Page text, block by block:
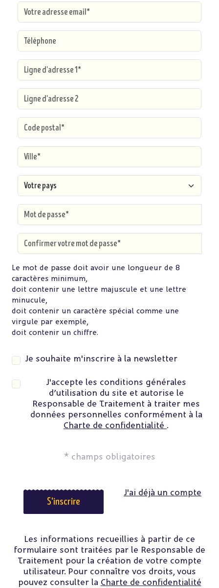
Le mot de passe doit avoir une longueur de 8
caractères minimum,
doit contenir une lettre majuscule et une lettre
minucule,
doit contenir un caractère spécial comme une
virgule par exemple,
doit contenir un chiffre.
Je souhaite m'inscrire à la newsletter
J'accepte les conditions générales
d’utilisation du site et autorise le
Responsable de Traitement à traiter mes
données personnelles conformément à la
Charte de confidentialité .
* champs obligatoires
S'inscrire
J'ai déjà un compte
Les informations recueillies à partir de ce
formulaire sont traitées par le Responsable de
Traitement pour la création de votre compte
utilisateur. Pour connaître vos droits, vous
pouvez consulter la Charte de confidentialité